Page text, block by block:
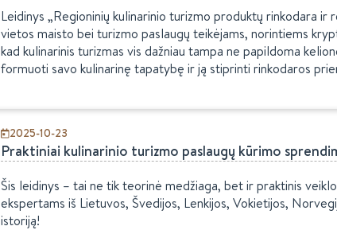
Leidinys „Regioninių kulinarinio turizmo produktų rinkodara
vietos maisto bei turizmo paslaugų teikėjams, norintiems
kad kulinarinis turizmas vis dažniau tampa ne papildoma
formuoti savo kulinarinę tapatybę ir ją stiprinti rinkodaros
2025-10-23
Praktiniai kulinarinio turizmo paslaugų kūrimo
Šis leidinys – tai ne tik teorinė medžiaga, bet ir praktinis
ekspertams iš Lietuvos, Švedijos, Lenkijos, Vokietijos,
istoriją!